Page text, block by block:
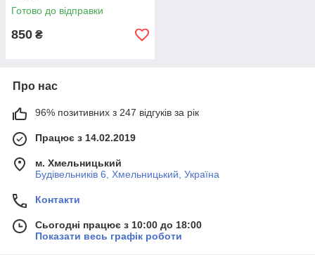
Готово до відправки
850 ₴
Про нас
96% позитивних з 247 відгуків за рік
Працює з 14.02.2019
м. Хмельницький
Будівельників 6, Хмельницький, Україна
Контакти
Сьогодні працює з 10:00 до 18:00
Показати весь графік роботи